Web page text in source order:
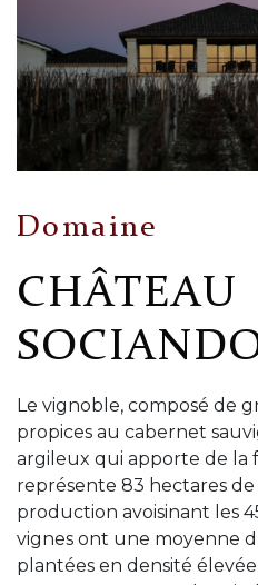
Domaine
CHÂTEAU
Le vignoble, composé de
propices au cabernet
argileux qui apporte de la
représente 83 hectares
production avoisinant les
vignes ont une moyenne
plantées en densité